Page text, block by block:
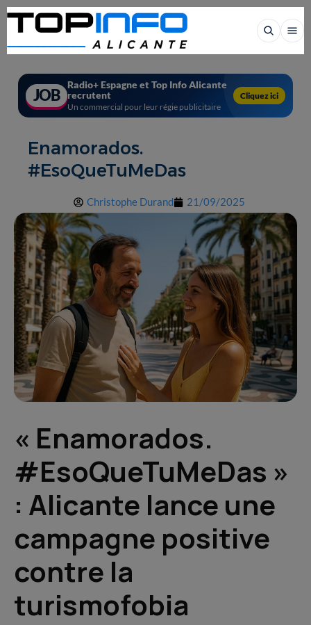
JOB
Radio+ Espagne et Top Info Alicante
recrutent
Un commercial pour leur régie publicitaire
Cliquez ici
Enamorados.
#EsoQueTuMeDas
Christophe Durand 21/09/2025
« Enamorados.
#EsoQueTuMeDas »
: Alicante lance une
campagne positive
contre la
turismofobia